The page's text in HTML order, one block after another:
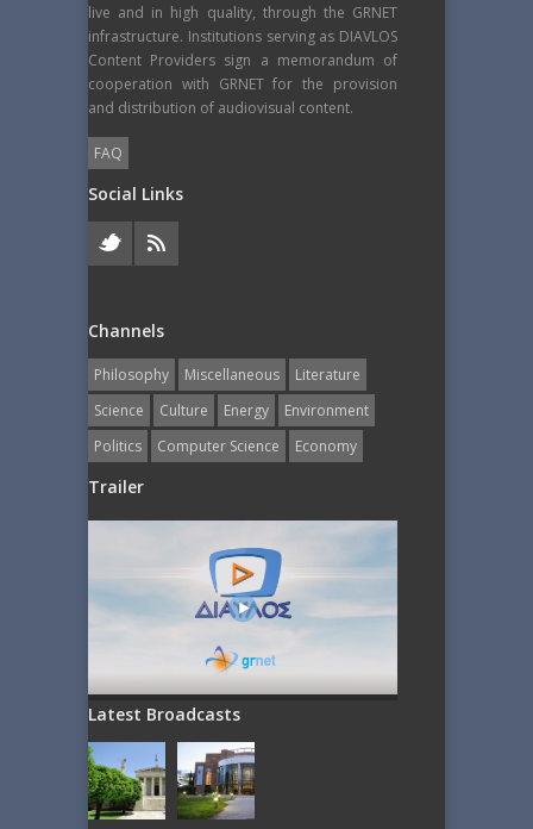
live and in high quality, through the GRNET
infrastructure. Institutions serving as DIAVLOS
Content Providers sign a memorandum of
cooperation with GRNET for the provision
and distribution of audiovisual content.
FAQ
Social Links
Channels
Philosophy Miscellaneous
Literature
Science
Culture Energy
Εnvironment
Politics
Computer Science Economy
Trailer
Latest Broadcasts